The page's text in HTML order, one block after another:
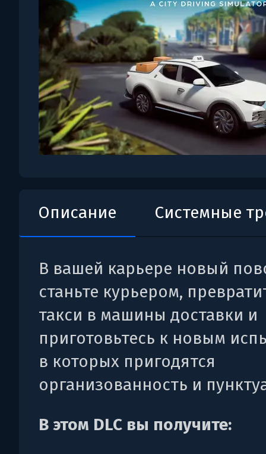
Описание Системные
В вашей карьере новый
станьте курьером,
такси в машины доставки и
приготовьтесь к новым
в которых пригодятся
организованность и
В этом DLC вы получите: